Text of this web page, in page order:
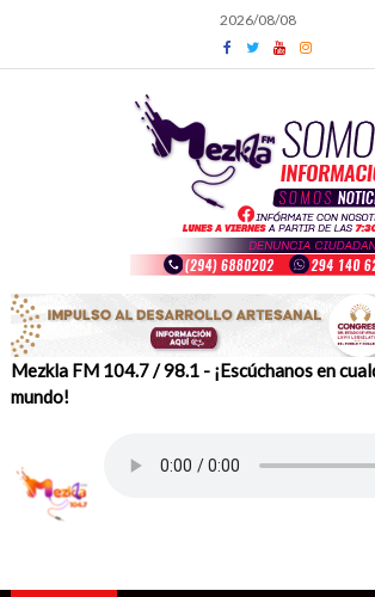
content
2026/08/08
Mezkla FM 104.7 / 98.1 - ¡Escúchanos en
mundo!